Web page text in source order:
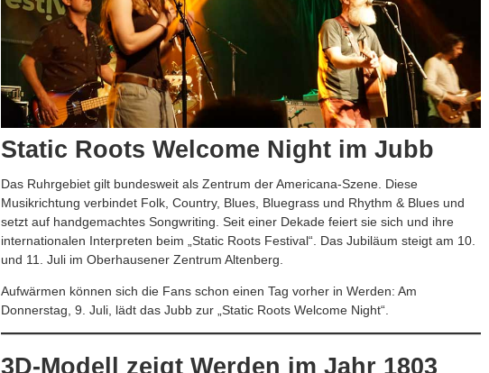
Static Roots Welcome Night im Jubb
Das Ruhrgebiet gilt bundesweit als Zentrum der Americana-Szene. Diese
Musikrichtung verbindet Folk, Country, Blues, Bluegrass und Rhythm & Blues und
setzt auf handgemachtes Songwriting. Seit einer Dekade feiert sie sich und ihre
internationalen Interpreten beim „Static Roots Festival“. Das Jubiläum steigt am 10.
und 11. Juli im Oberhausener Zentrum Altenberg.
Aufwärmen können sich die Fans schon einen Tag vorher in Werden: Am
Donnerstag, 9. Juli, lädt das Jubb zur „Static Roots Welcome Night“.
3D-Modell zeigt Werden im Jahr 1803